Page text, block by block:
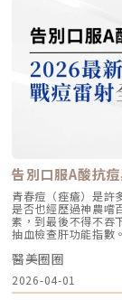
「由內而外」的重
處方箋。「詳細內
視個人體質、代謝與保養習慣而異） 約6
個人體質而異） 值得一提的是，它不像音波拉提需要靠機器操作、產生熱
能導致術後紅腫，
「智慧型保養」，
Profhilo不僅適合輕
人。尤其推薦給以
紋、輕微鬆弛，以
乾燥、毛孔粗大、
的人。 追求自然效
的方式讓自己看起
能量儀器等療程反
忙碌但仍想維持好氣
建議以三次療程為一
4至6個月後進行。必
強治療，以達到最佳
膚保濕度提升與質感
度明顯改善，效果可
關。針對肌膚老化較
效符合期待。為何完
成三次療程後，可促
約在施打後28天開
憑藉經驗去推測深
1.1 精準醫療的「透
級版 DeepSEE® 即
清螢幕清晰地看見
幅降低因能量落點
保每一發熱凝結點
度：防止因貼合不
「拉提」還是「緊
通常會先進行細緻
果診斷錯誤，治療
並給予不同的客製
墜。這類問題的根源
4.5mm 的聚焦能量
如果妳覺得臉部皮膚
流失。此時我會建議
緻」，若能搭配美音
更全面。2.3 脂肪下
塊肉，或是出現明顯
脂肪組織產生的微熱
三、 關於痛感與效
痛，是真的嗎？」這
量輸出極為強悍扎實
告別口服A酸抗
青春痘（痤瘡）是許
是否也經歷過神農嚐
素，到最後不得不吞
抽血檢查肝功能指數
代價嗎？ 隨著醫學
全球首款獲得美國
痘雷射 正式問世。
1726nm 波長雷射，
醫美圈圈
2026-04-01